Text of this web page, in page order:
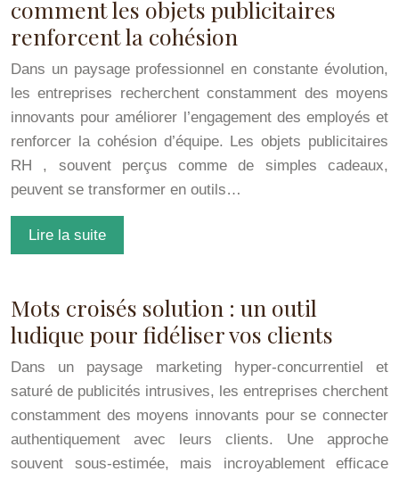
comment les objets publicitaires
renforcent la cohésion
Dans un paysage professionnel en constante évolution,
les entreprises recherchent constamment des moyens
innovants pour améliorer l’engagement des employés et
renforcer la cohésion d’équipe. Les objets publicitaires
RH , souvent perçus comme de simples cadeaux,
peuvent se transformer en outils…
Lire la suite
Mots croisés solution : un outil
ludique pour fidéliser vos clients
Dans un paysage marketing hyper-concurrentiel et
saturé de publicités intrusives, les entreprises cherchent
constamment des moyens innovants pour se connecter
authentiquement avec leurs clients. Une approche
souvent sous-estimée, mais incroyablement efficace